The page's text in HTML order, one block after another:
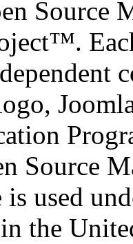
Source
Source
used
the